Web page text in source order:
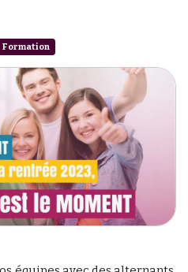
Formation